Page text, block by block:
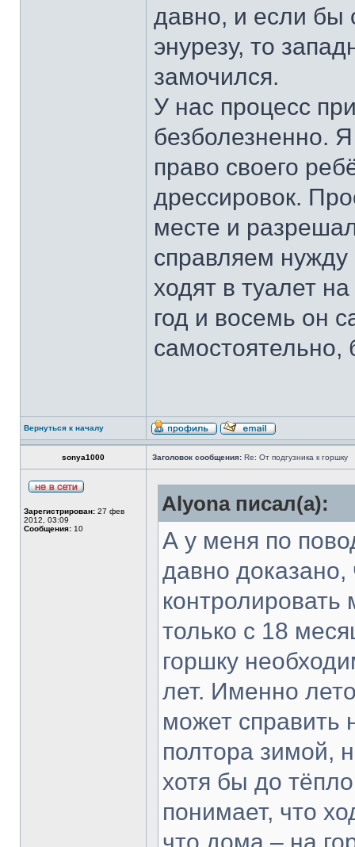
давно, и если бы
энурезу, то
замочился.
У нас процесс
безболезненно.
право своего
дрессировок.
месте и
справляем
ходят в туалет
год и восемь он
самостоятельно,
Вернуться к началу
sonya1000 Заголовок сообщения: Re: От подгузника к горшку
Зарегистрирован: 27 фев
2012, 03:09
Сообщения: 10
Alyona писал(а):
А у меня по
давно
только с 18
горшку
лет. Именно
может справить
полтора зимой,
хотя бы до
понимает, что